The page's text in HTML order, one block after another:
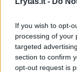
If you wish to opt-
processing of your
targeted
section to confirm
opt-out request is